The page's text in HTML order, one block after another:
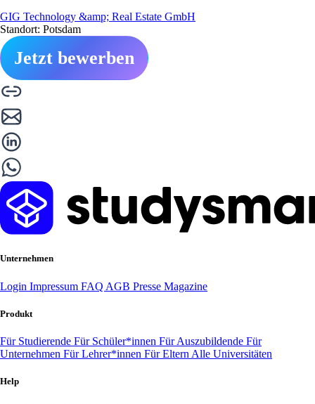
GIG Technology &amp; Real Estate GmbH
Standort: Potsdam
Jetzt bewerben
Unternehmen
Login Impressum FAQ AGB Presse Magazine
Produkt
Für Studierende Für Schüler*innen Für Auszubildende Für
Unternehmen Für Lehrer*innen Für Eltern Alle Universitäten
Help